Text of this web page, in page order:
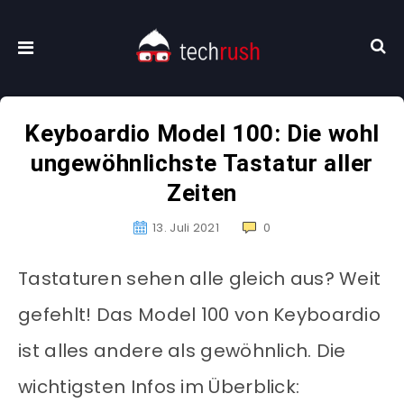
Keyboardio Model 100: Die wohl
ungewöhnlichste Tastatur aller
Zeiten
13. Juli 2021 0
Tastaturen sehen alle gleich aus? Weit
gefehlt! Das Model 100 von Keyboardio
ist alles andere als gewöhnlich. Die
wichtigsten Infos im Überblick: